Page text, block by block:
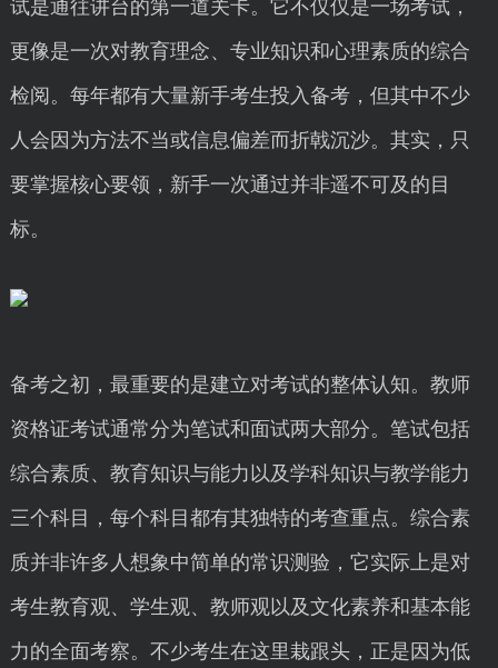
试是通往讲台的第一道关卡。它不仅仅是一场考试，
更像是一次对教育理念、专业知识和心理素质的综合
检阅。每年都有大量新手考生投入备考，但其中不少
人会因为方法不当或信息偏差而折戟沉沙。其实，只
要掌握核心要领，新手一次通过并非遥不可及的目
标。
备考之初，最重要的是建立对考试的整体认知。教师
资格证考试通常分为笔试和面试两大部分。笔试包括
综合素质、教育知识与能力以及学科知识与教学能力
三个科目，每个科目都有其独特的考查重点。综合素
质并非许多人想象中简单的常识测验，它实际上是对
考生教育观、学生观、教师观以及文化素养和基本能
力的全面考察。不少考生在这里栽跟头，正是因为低